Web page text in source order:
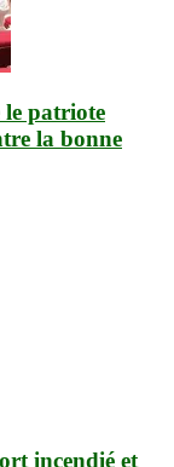
patriote
la bonne
incendié et